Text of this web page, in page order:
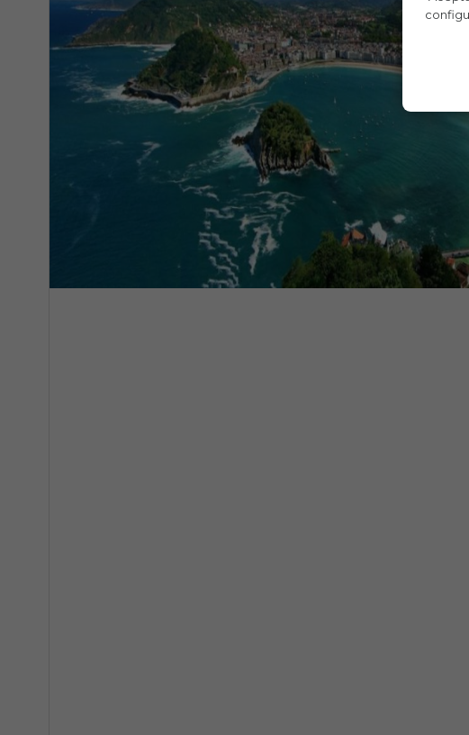
conocida por su excelencia. Podrás saborear
mientras te sumerges en la cultura culinaria local.
Esta excursión es perfecta para quienes desean
cultura de San Sebastián y probar la gastronomía
una combinación de turismo, aventura culinaria y
ciudades más hermosas del norte de España.